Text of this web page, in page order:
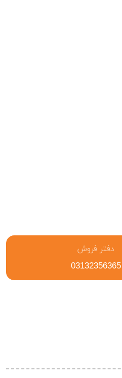
دفتر فروش
03132356365